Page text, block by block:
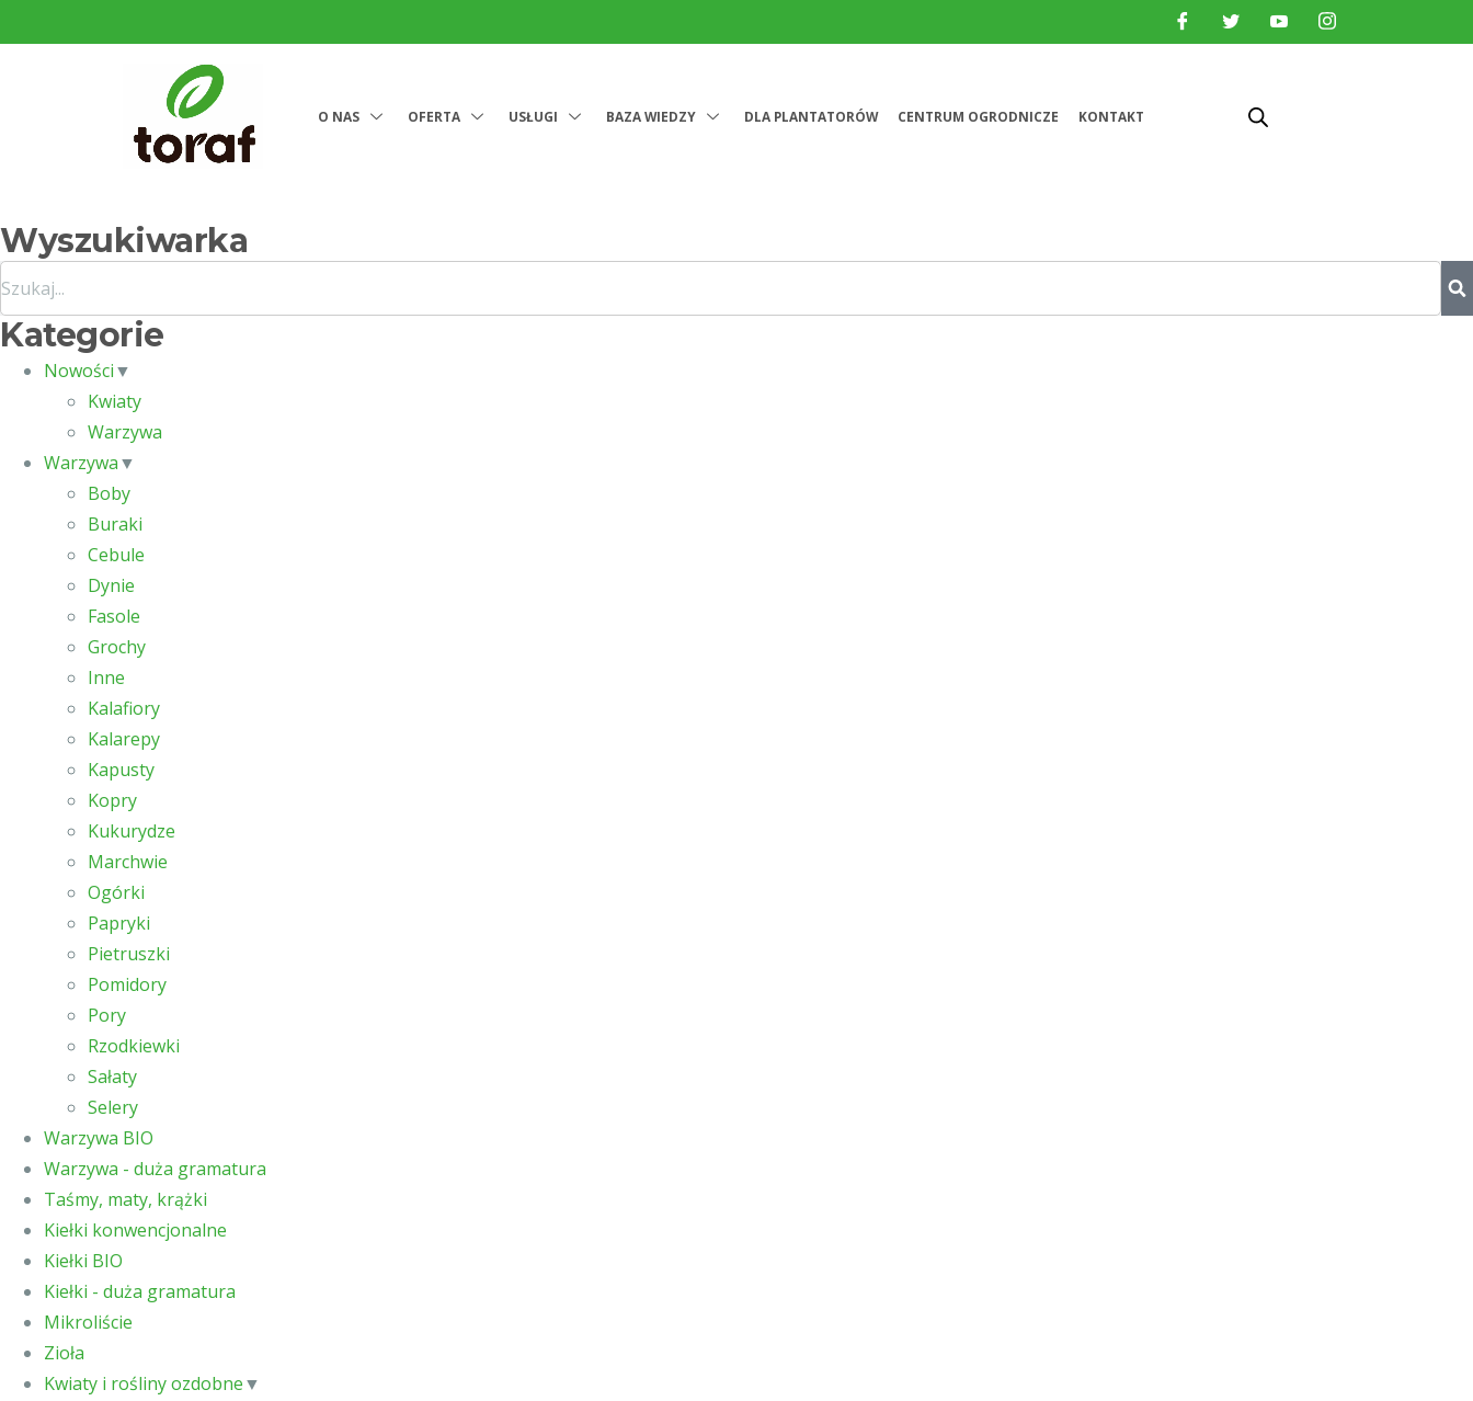
O NAS OFERTA USŁUGI BAZA WIEDZY DLA PLANTATORÓW CENTRUM OGRODNICZE KONTAKT
Wyszukiwarka
Kategorie
Nowości▼
Kwiaty
Warzywa
Warzywa▼
Boby
Buraki
Cebule
Dynie
Fasole
Grochy
Inne
Kalafiory
Kalarepy
Kapusty
Kopry
Kukurydze
Marchwie
Ogórki
Papryki
Pietruszki
Pomidory
Pory
Rzodkiewki
Sałaty
Selery
Warzywa BIO
Warzywa - duża gramatura
Taśmy, maty, krążki
Kiełki konwencjonalne
Kiełki BIO
Kiełki - duża gramatura
Mikroliście
Zioła
Kwiaty i rośliny ozdobne▼